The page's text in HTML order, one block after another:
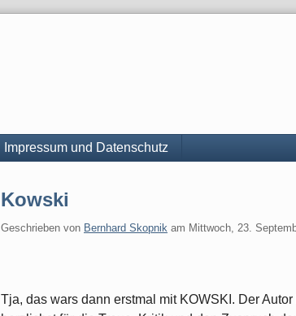
Impressum und Datenschutz
Kowski
Geschrieben von Bernhard Skopnik am Mittwoch, 23.
Tja, das wars dann erstmal mit KOWSKI. Der